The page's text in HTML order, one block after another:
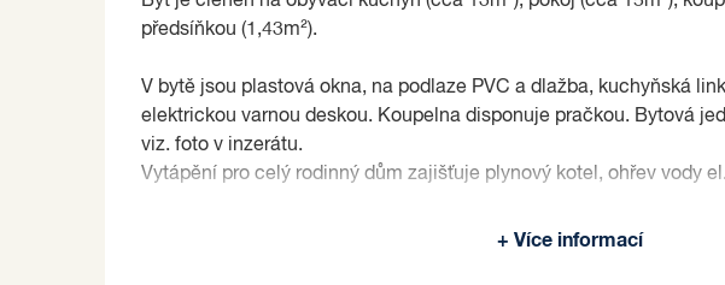
předsíňkou (1,43m²).
V bytě jsou plastová okna, na podlaze PVC a dlažba, kuchyňská
elektrickou varnou deskou. Koupelna disponuje pračkou. Bytová
viz. foto v inzerátu.
Vytápění pro celý rodinný dům zajišťuje plynový kotel, ohřev vody
V bezprostřední blízkosti je maximální občanská vybavenost.
+ Více informací